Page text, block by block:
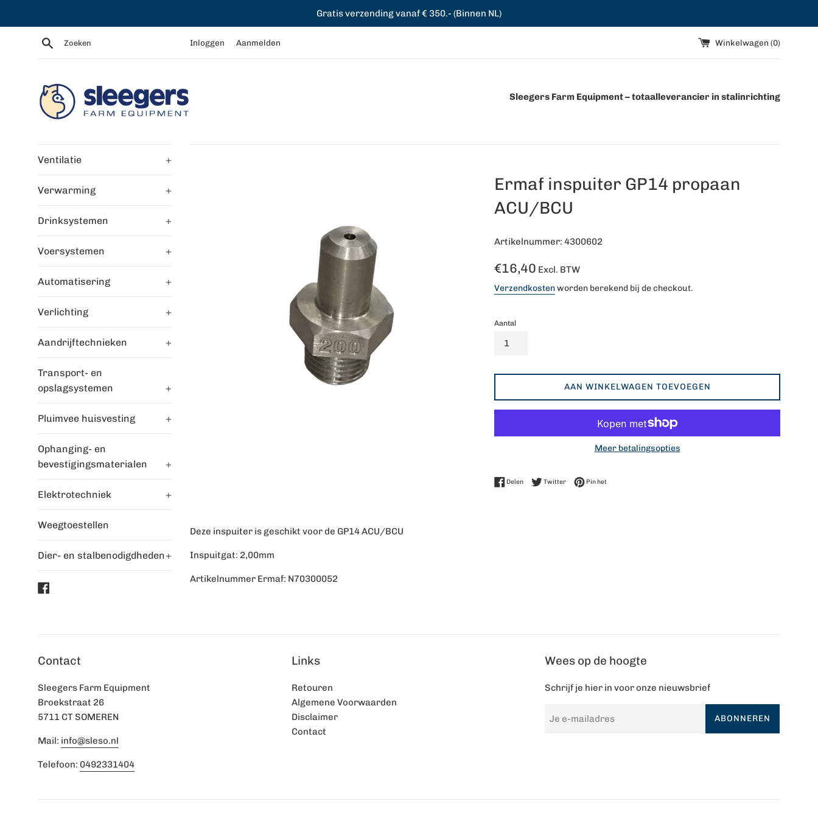
Gratis verzending vanaf € 350.- (Binnen NL)
Zoeken Inloggen Aanmelden Winkelwagen (0)
Sleegers Farm Equipment – totaalleverancier in stalinrichting
Ventilatie +
Verwarming +
Drinksystemen +
Voersystemen +
Automatisering +
Verlichting +
Aandrijftechnieken +
Transport- en
opslagsystemen
+
Pluimvee huisvesting +
Ophanging- en
bevestigingsmaterialen
+
Elektrotechniek +
Weegtoestellen
Dier- en stalbenodigdheden+
Ermaf inspuiter GP14 propaan
ACU/BCU
Artikelnummer: 4300602
Normale
€16,40 Excl. BTW
Verzendkostenworden berekend bij de checkout.
Aantal
AAN WINKELWAGEN TOEVOEGEN
Meer betalingsopties
DelenDelen op Facebook
TwitterTwitteren op Twitter
Pin hetPinnen op Pinterest
Deze inspuiter is geschikt voor de GP14 ACU/BCU
Inspuitgat: 2,00mm
Artikelnummer Ermaf: N70300052
Contact
Sleegers Farm Equipment
Broekstraat 26
5711 CT SOMEREN
Mail: info@sleso.nl
Telefoon: 0492331404
Links
Retouren
Algemene Voorwaarden
Disclaimer
Contact
Wees op de hoogte
Schrijf je hier in voor onze nieuwsbrief
ABONNEREN